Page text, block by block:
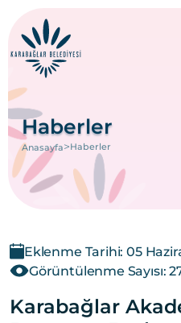
Haberler
Anasayfa>Haberler
Eklenme Tarihi: 05
Görüntülenme Sayısı:
Karabağlar